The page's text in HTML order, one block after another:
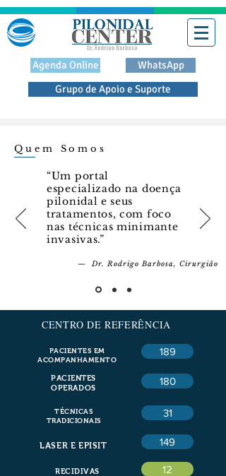
Agenda Online
WhatsApp
Grupo de Apoio e Suporte
Quem Somos
“Um portal
especializado na doença
pilonidal e seus
tratamentos, com foco
nas técnicas minimante
invasivas.”
— Dr. Rodrigo Barbosa, Cirurgião
CENTRO DE REFERÊNCIA
PACIENTES EM
ACOMPANHAMENTO
PACIENTES
OPERADOS
TÉCNICAS
TRADICIONAIS
LASER EEPISIT
RECIDIVAS
189
180
31
149
12